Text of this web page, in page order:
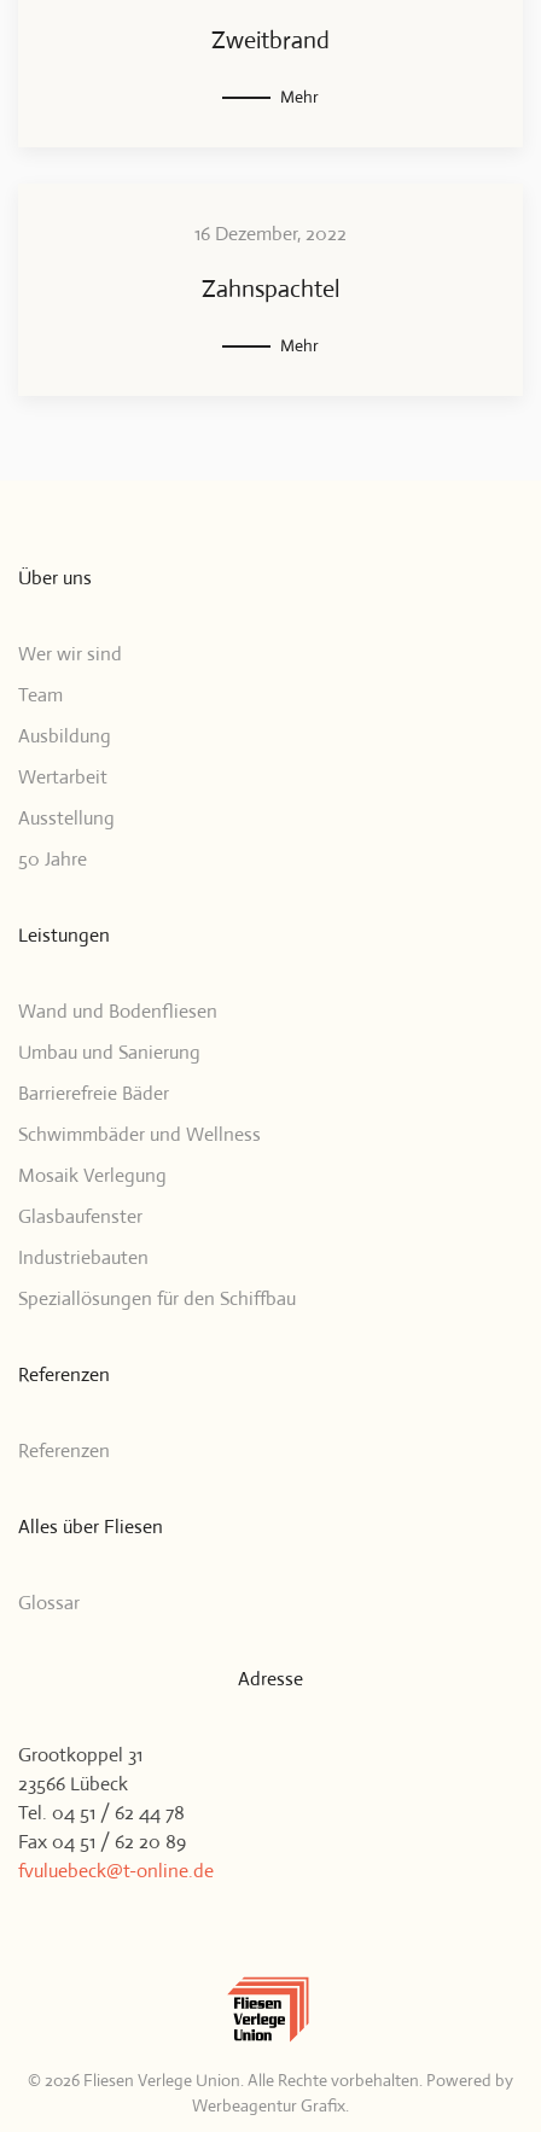
Zweitbrand
Mehr
16 Dezember, 2022
Zahnspachtel
Mehr
Über uns
Wer wir sind
Team
Ausbildung
Wertarbeit
Ausstellung
50 Jahre
Leistungen
Wand und Bodenfliesen
Umbau und Sanierung
Barrierefreie Bäder
Schwimmbäder und Wellness
Mosaik Verlegung
Glasbaufenster
Industriebauten
Speziallösungen für den Schiffbau
Referenzen
Referenzen
Alles über Fliesen
Glossar
Adresse
Grootkoppel 31
23566 Lübeck
Tel. 04 51 / 62 44 78
Fax 04 51 / 62 20 89
fvuluebeck@t-online.de
© 2026 Fliesen Verlege Union. Alle Rechte vorbehalten. Powered by
Werbeagentur Grafix.